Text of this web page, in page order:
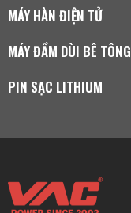
MÁY HÀN ĐIỆN TỬ
MÁY ĐẦM DÙI BÊ TÔNG
PIN SẠC LITHIUM